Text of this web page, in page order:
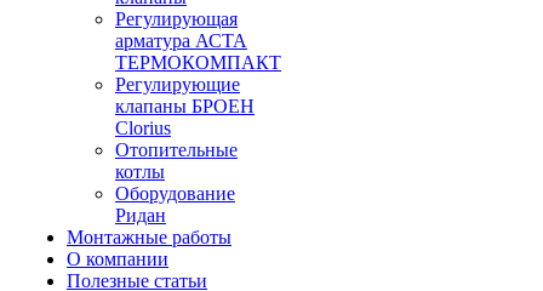
Регулирующая
арматура АСТА
ТЕРМОКОМПАКТ
Регулирующие
клапаны БРОЕН
Clorius
Отопительные
котлы
Оборудование
Ридан
Монтажные работы
О компании
Полезные статьи